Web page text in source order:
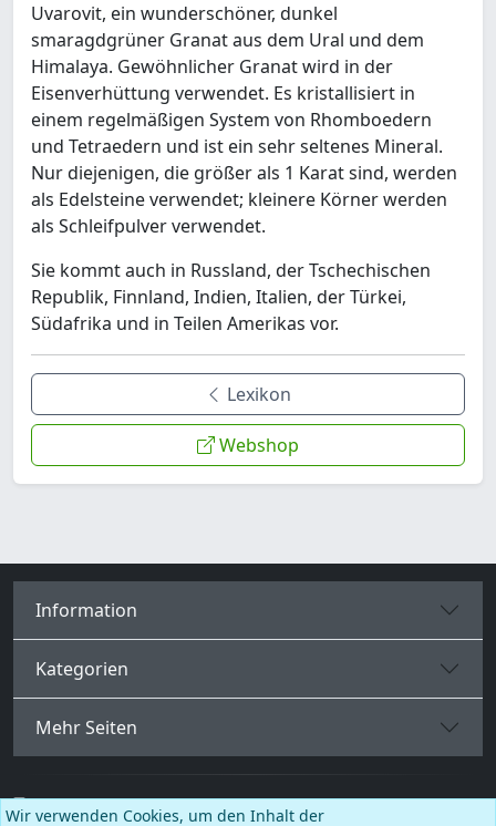
Uvarovit, ein wunderschöner, dunkel
smaragdgrüner Granat aus dem Ural und dem
Himalaya. Gewöhnlicher Granat wird in der
Eisenverhüttung verwendet. Es kristallisiert in
einem regelmäßigen System von Rhomboedern
und Tetraedern und ist ein sehr seltenes Mineral.
Nur diejenigen, die größer als 1 Karat sind, werden
als Edelsteine verwendet; kleinere Körner werden
als Schleifpulver verwendet.
Sie kommt auch in Russland, der Tschechischen
Republik, Finnland, Indien, Italien, der Türkei,
Südafrika und in Teilen Amerikas vor.
Lexikon
Webshop
Information
Kategorien
Mehr Seiten
Deutsch
Wir verwenden Cookies, um den Inhalt der